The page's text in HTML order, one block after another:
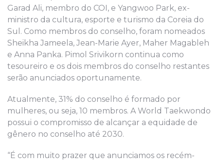
Garad Ali, membro do COI, e Yangwoo Park, ex-
ministro da cultura, esporte e turismo da Coreia do
Sul. Como membros do conselho, foram nomeados
Sheikha Jameela, Jean-Marie Ayer, Maher Magableh
e Anna Panka. Pimol Srivikorn continua como
tesoureiro e os dois membros do conselho restantes
serão anunciados oportunamente.
Atualmente, 31% do conselho é formado por
mulheres, ou seja, 10 membros. A World Taekwondo
possui o compromisso de alcançar a equidade de
gênero no conselho até 2030.
“É com muito prazer que anunciamos os recém-